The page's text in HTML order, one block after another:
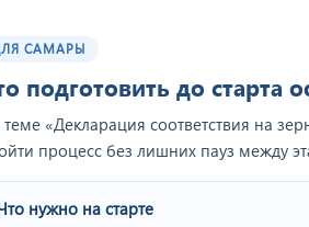
САМАРЫ
подготовить до старта
«Декларация соответствия на
процесс без лишних пауз между
нужно на старте